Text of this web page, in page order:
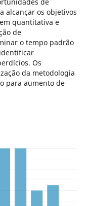
de
alcançar os objetivos
quantitativa e
de
o tempo padrão
Os
da metodologia
para aumento de